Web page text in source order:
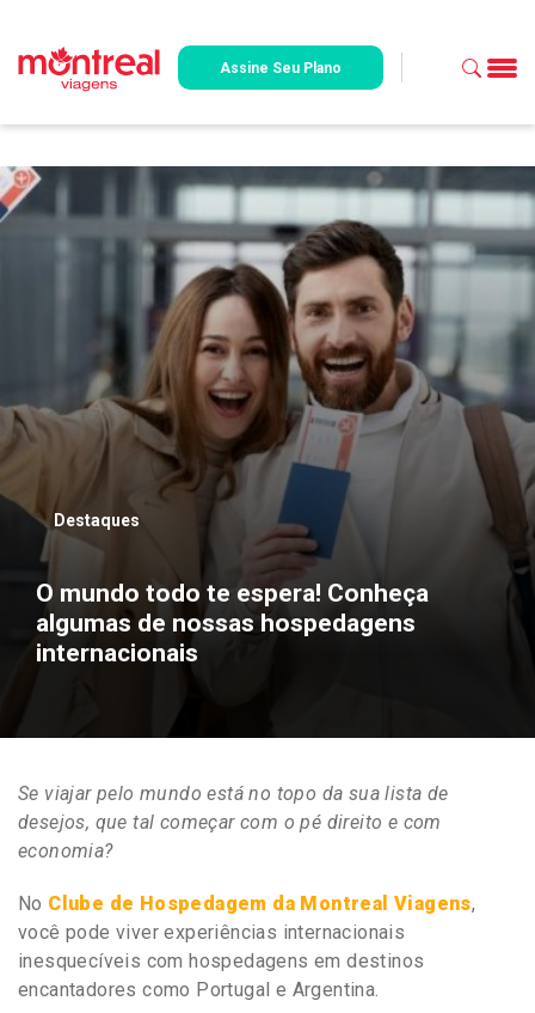
Assine Seu Plano
Destaques
O mundo todo te espera! Conheça
algumas de nossas hospedagens
internacionais
Se viajar pelo mundo está no topo da sua lista de
desejos, que tal começar com o pé direito e com
economia?
No Clube de Hospedagem da Montreal Viagens,
você pode viver experiências internacionais
inesquecíveis com hospedagens em destinos
encantadores como Portugal e Argentina.